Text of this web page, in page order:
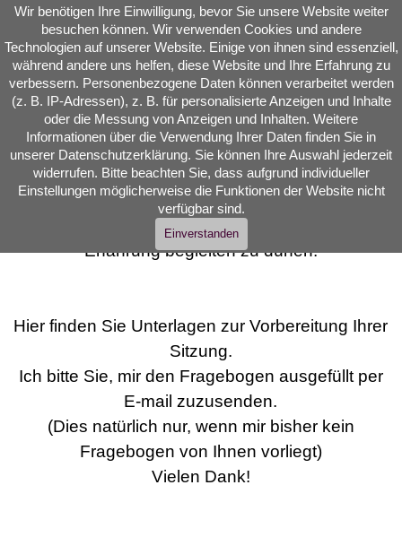
Wir benötigen Ihre Einwilligung, bevor Sie unsere Website weiter
besuchen können. Wir verwenden Cookies und andere
Technologien auf unserer Website. Einige von ihnen sind essenziell,
während andere uns helfen, diese Website und Ihre Erfahrung zu
verbessern. Personenbezogene Daten können verarbeitet werden
(z. B. IP-Adressen), z. B. für personalisierte Anzeigen und Inhalte
oder die Messung von Anzeigen und Inhalten. Weitere
Informationen über die Verwendung Ihrer Daten finden Sie in
unserer Datenschutzerklärung. Sie können Ihre Auswahl jederzeit
widerrufen. Bitte beachten Sie, dass aufgrund individueller
Einstellungen möglicherweise die Funktionen der Website nicht
verfügbar sind.
Einverstanden
Direkt zum Seiteninhalt
Menü überspringen
Reinkarnationstherapie
Seelenreisen Quantenheilung
Die Buchung Ihrer Sitzung war erfolgreich.
Ich freue mich darauf, Sie in diese spirituelle
Erfahrung begleiten zu dürfen.
Hier finden Sie Unterlagen zur Vorbereitung Ihrer
Sitzung.
Ich bitte Sie, mir den Fragebogen ausgefüllt per
E-mail zuzusenden.
(Dies natürlich nur, wenn mir bisher kein
Fragebogen von Ihnen vorliegt)
Vielen Dank!